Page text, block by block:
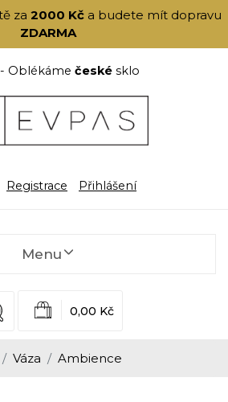
za2000 Kč a budete mít dopravu
ZDARMA
- Oblékáme českésklo
Registrace Přihlášení
Menu
0,00 Kč
Váza Ambience